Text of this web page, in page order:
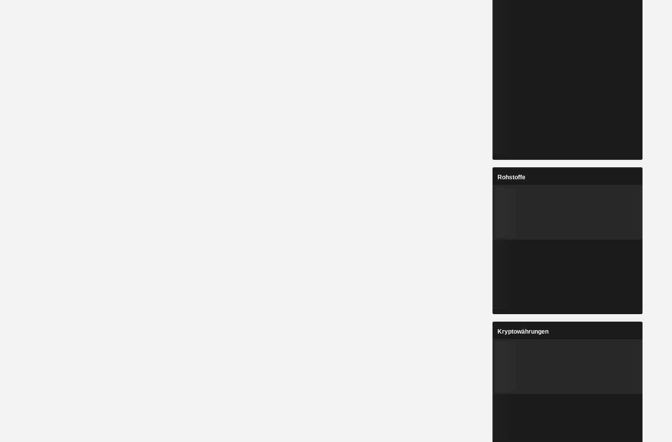
Rohstoffe
Kryptowährungen